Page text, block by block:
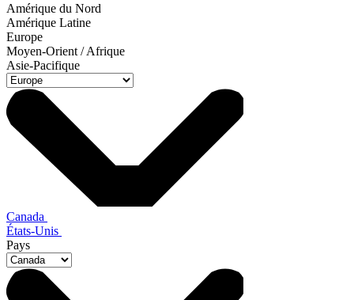
Amérique du Nord
Amérique Latine
Europe
Moyen-Orient / Afrique
Asie-Pacifique
Canada
États-Unis
Pays